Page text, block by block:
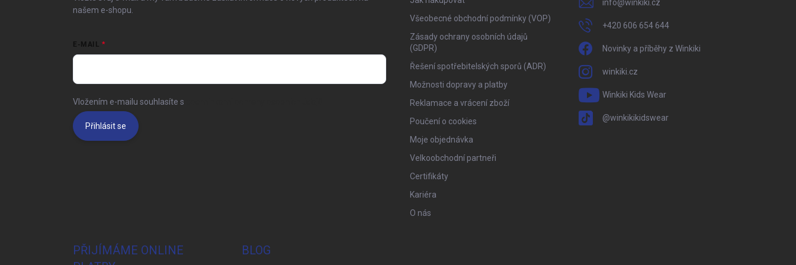
našem e-shopu.
E-MAIL
Vložením e-mailu souhlasíte s
Přihlásit se
Všeobecné obchodní podmínky (VOP)
Zásady ochrany osobních údajů
(GDPR)
Řešení spotřebitelských sporů (ADR)
Možnosti dopravy a platby
Reklamace a vrácení zboží
Poučení o cookies
Moje objednávka
Velkoobchodní partneři
Certifikáty
Kariéra
O nás
info@winkiki.cz
+420 606 654 644
Novinky a příběhy z Winkiki
winkiki.cz
Winkiki Kids Wear
@winkikikidswear
PŘIJÍMÁME ONLINE
BLOG